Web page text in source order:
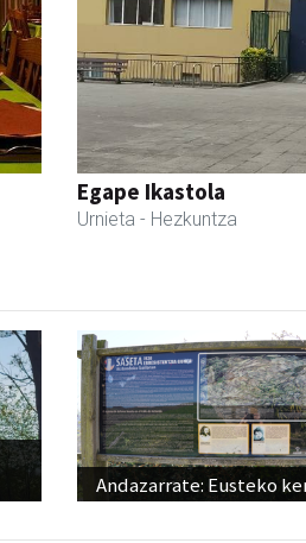
Egape Ikastola
Urnieta - Hezkuntza
Andazarrate: Eusteko